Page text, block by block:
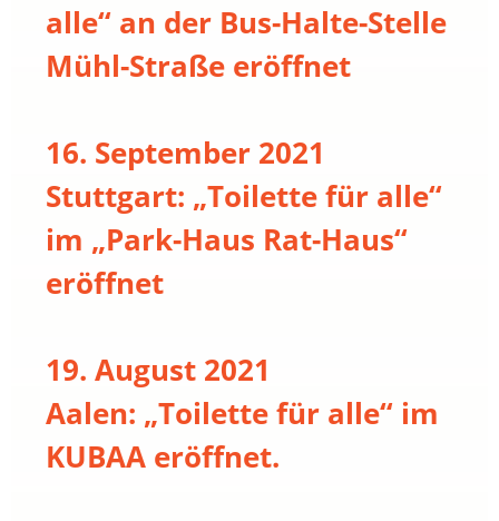
alle“ an der Bus-Halte-Stelle
Mühl-Straße eröffnet
16. September 2021
Stuttgart: „Toilette für alle“
im „Park-Haus Rat-Haus“
eröffnet
19. August 2021
Aalen: „Toilette für alle“ im
KUBAA eröffnet.